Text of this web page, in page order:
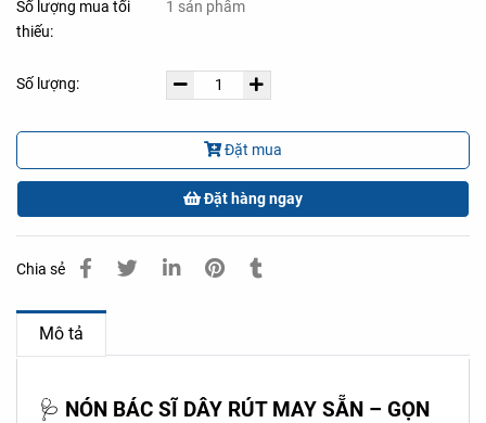
Số lượng mua tối
thiếu:
1 sản phẩm
Số lượng:
Đặt mua
Đặt hàng ngay
Chia sẻ
Mô tả
🩺 NÓN BÁC SĨ DÂY RÚT MAY SẴN – GỌN